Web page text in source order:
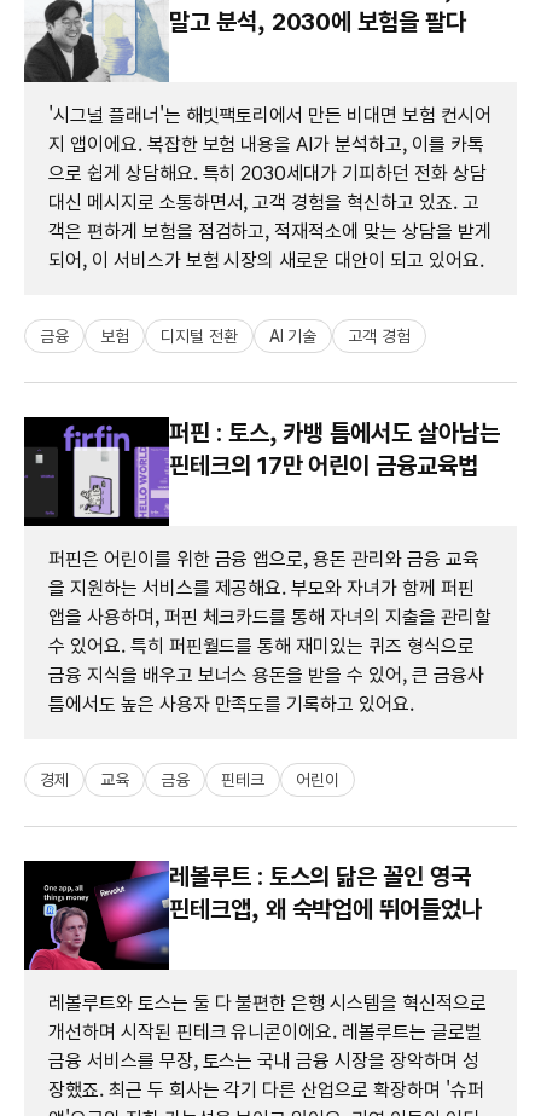
말고 분석, 2030에 보험을 팔다
'시그널 플래너'는 해빗팩토리에서 만든 비대면 보험 컨시어
지 앱이에요. 복잡한 보험 내용을 AI가 분석하고, 이를 카톡
으로 쉽게 상담해요. 특히 2030세대가 기피하던 전화 상담
대신 메시지로 소통하면서, 고객 경험을 혁신하고 있죠. 고
객은 편하게 보험을 점검하고, 적재적소에 맞는 상담을 받게
되어, 이 서비스가 보험 시장의 새로운 대안이 되고 있어요.
금융 보험 디지털 전환 AI 기술 고객 경험
퍼핀 : 토스, 카뱅 틈에서도 살아남는
핀테크의 17만 어린이 금융교육법
퍼핀은 어린이를 위한 금융 앱으로, 용돈 관리와 금융 교육
을 지원하는 서비스를 제공해요. 부모와 자녀가 함께 퍼핀
앱을 사용하며, 퍼핀 체크카드를 통해 자녀의 지출을 관리할
수 있어요. 특히 퍼핀월드를 통해 재미있는 퀴즈 형식으로
금융 지식을 배우고 보너스 용돈을 받을 수 있어, 큰 금융사
틈에서도 높은 사용자 만족도를 기록하고 있어요.
경제 교육 금융 핀테크 어린이
레볼루트 : 토스의 닮은 꼴인 영국
핀테크앱, 왜 숙박업에 뛰어들었나
레볼루트와 토스는 둘 다 불편한 은행 시스템을 혁신적으로
개선하며 시작된 핀테크 유니콘이에요. 레볼루트는 글로벌
금융 서비스를 무장, 토스는 국내 금융 시장을 장악하며 성
장했죠. 최근 두 회사는 각기 다른 산업으로 확장하며 '슈퍼